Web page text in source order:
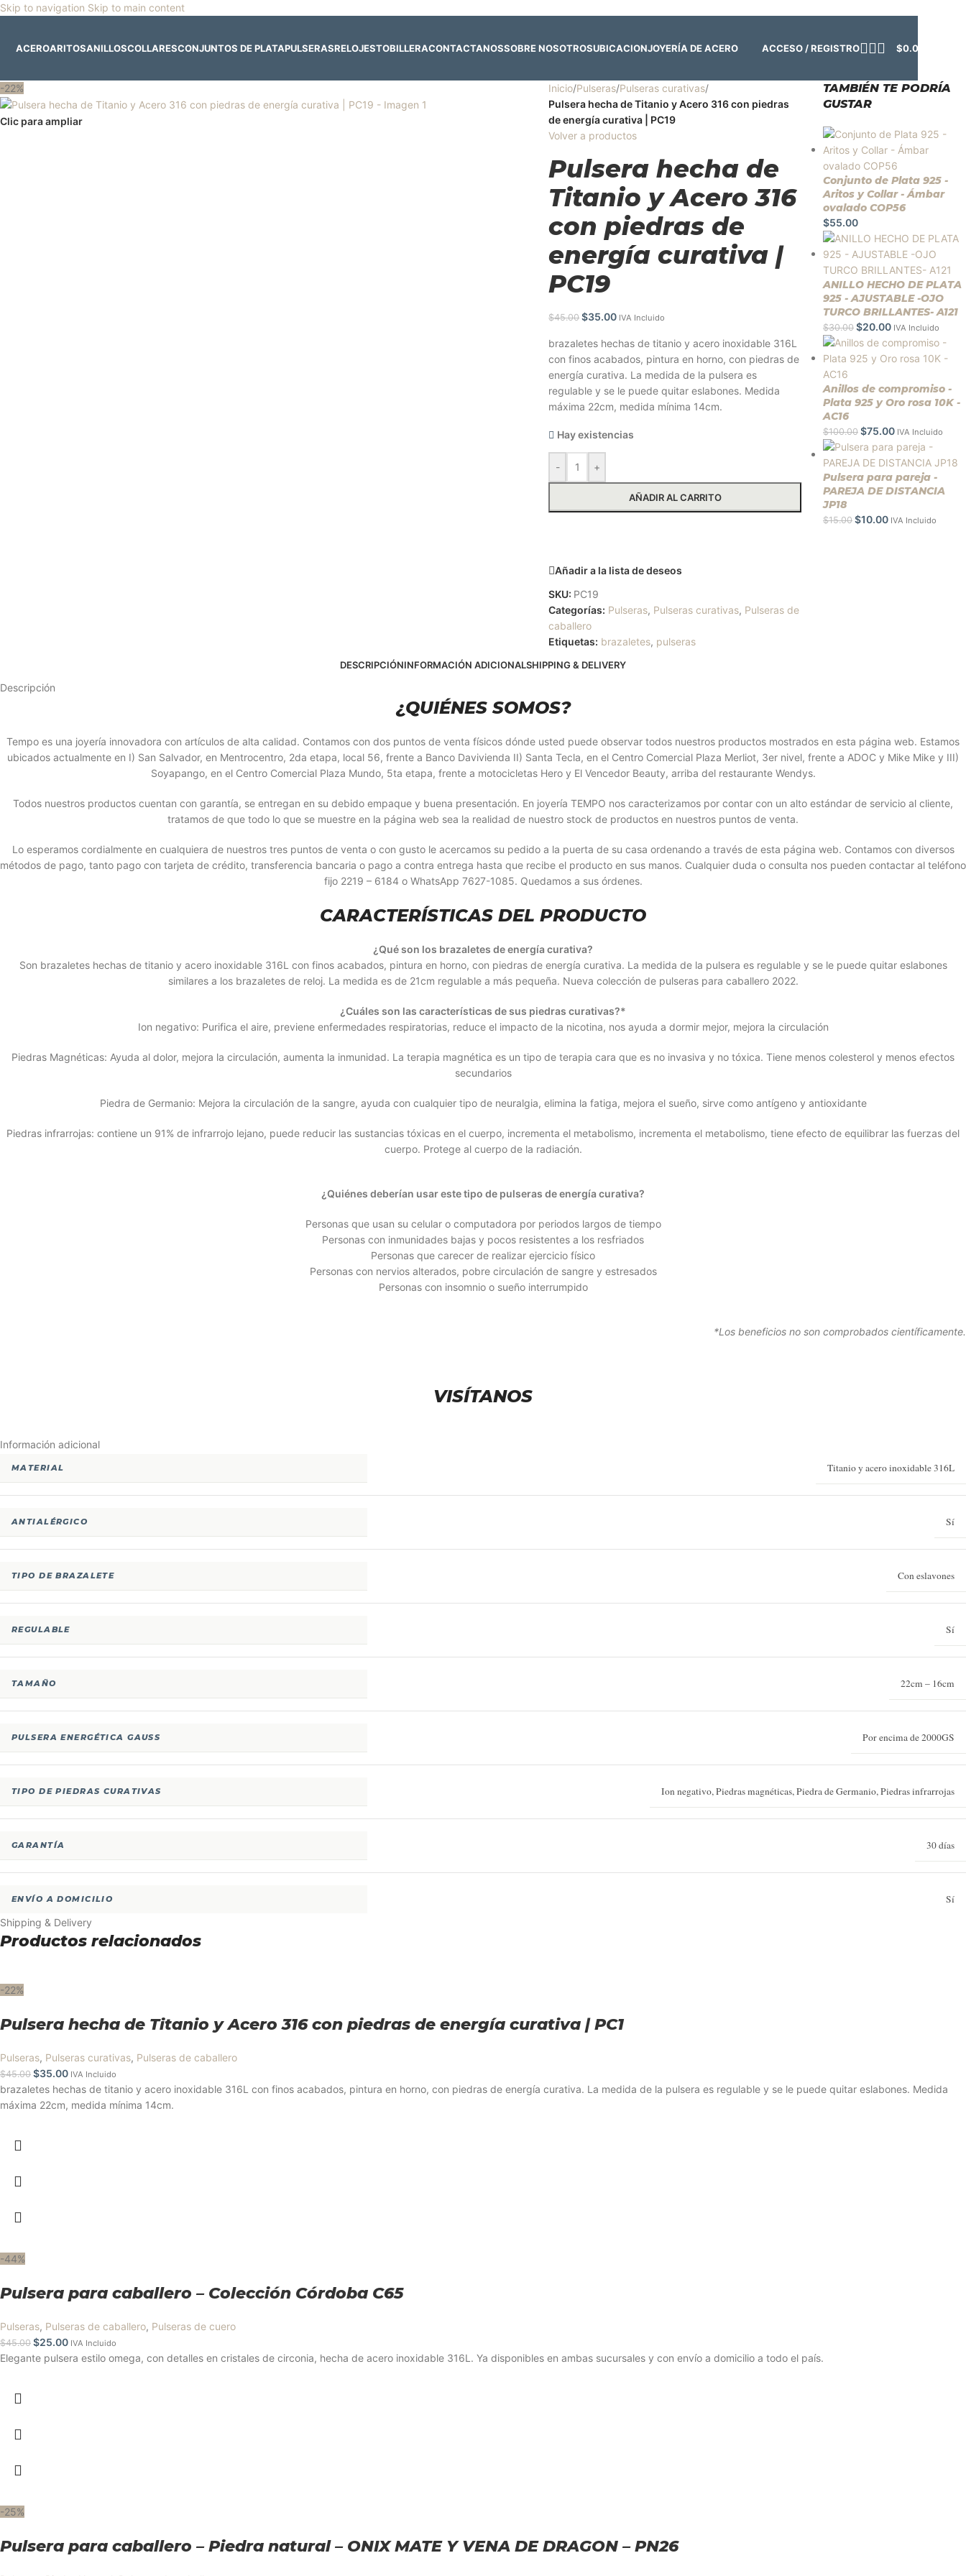
Skip to navigation Skip to main content
ACEROARITOSANILLOSCOLLARESCONJUNTOS DE PLATAPULSERASRELOJESTOBILLERACONTACTANOSSOBRE NOSOTROSUBICACIONJOYERÍA DE ACERO ACCESO / REGISTRO $0.00
-22%
Clic para ampliar
Inicio/Pulseras/Pulseras curativas/
Pulsera hecha de Titanio y Acero 316 con piedras
de energía curativa | PC19
Volver a productos
Pulsera hecha de
Titanio y Acero 316
con piedras de
energía curativa |
PC19
$45.00 $35.00 IVA Incluido
brazaletes hechas de titanio y acero inoxidable 316L
con finos acabados, pintura en horno, con piedras de
energía curativa. La medida de la pulsera es
regulable y se le puede quitar eslabones. Medida
máxima 22cm, medida mínima 14cm.
Hay existencias
- +
AÑADIR AL CARRITO
Añadir a la lista de deseos
SKU: PC19
Categorías: Pulseras, Pulseras curativas, Pulseras de
caballero
Etiquetas: brazaletes, pulseras
TAMBIÉN TE PODRÍA
GUSTAR
Conjunto de Plata 925 -
Aritos y Collar - Ámbar
ovalado COP56
$55.00
ANILLO HECHO DE PLATA
925 - AJUSTABLE -OJO
TURCO BRILLANTES- A121
$30.00 $20.00 IVA Incluido
Anillos de compromiso -
Plata 925 y Oro rosa 10K -
AC16
$100.00 $75.00 IVA Incluido
Pulsera para pareja -
PAREJA DE DISTANCIA
JP18
$15.00 $10.00 IVA Incluido
DESCRIPCIÓNINFORMACIÓN ADICIONALSHIPPING & DELIVERY
Descripción
¿QUIÉNES SOMOS?
Tempo es una joyería innovadora con artículos de alta calidad. Contamos con dos puntos de venta físicos dónde usted puede observar todos nuestros productos mostrados en esta página web. Estamos
ubicados actualmente en I) San Salvador, en Mentrocentro, 2da etapa, local 56, frente a Banco Davivienda II) Santa Tecla, en el Centro Comercial Plaza Merliot, 3er nivel, frente a ADOC y Mike Mike y III)
Soyapango, en el Centro Comercial Plaza Mundo, 5ta etapa, frente a motocicletas Hero y El Vencedor Beauty, arriba del restaurante Wendys.
Todos nuestros productos cuentan con garantía, se entregan en su debido empaque y buena presentación. En joyería TEMPO nos caracterizamos por contar con un alto estándar de servicio al cliente,
tratamos de que todo lo que se muestre en la página web sea la realidad de nuestro stock de productos en nuestros puntos de venta.
Lo esperamos cordialmente en cualquiera de nuestros tres puntos de venta o con gusto le acercamos su pedido a la puerta de su casa ordenando a través de esta página web. Contamos con diversos
métodos de pago, tanto pago con tarjeta de crédito, transferencia bancaria o pago a contra entrega hasta que recibe el producto en sus manos. Cualquier duda o consulta nos pueden contactar al teléfono
fijo 2219 – 6184 o WhatsApp 7627-1085. Quedamos a sus órdenes.
CARACTERÍSTICAS DEL PRODUCTO
¿Qué son los brazaletes de energía curativa?
Son brazaletes hechas de titanio y acero inoxidable 316L con finos acabados, pintura en horno, con piedras de energía curativa. La medida de la pulsera es regulable y se le puede quitar eslabones
similares a los brazaletes de reloj. La medida es de 21cm regulable a más pequeña. Nueva colección de pulseras para caballero 2022.
¿Cuáles son las características de sus piedras curativas?*
Ion negativo: Purifica el aire, previene enfermedades respiratorias, reduce el impacto de la nicotina, nos ayuda a dormir mejor, mejora la circulación
Piedras Magnéticas: Ayuda al dolor, mejora la circulación, aumenta la inmunidad. La terapia magnética es un tipo de terapia cara que es no invasiva y no tóxica. Tiene menos colesterol y menos efectos
secundarios
Piedra de Germanio: Mejora la circulación de la sangre, ayuda con cualquier tipo de neuralgia, elimina la fatiga, mejora el sueño, sirve como antígeno y antioxidante
Piedras infrarrojas: contiene un 91% de infrarrojo lejano, puede reducir las sustancias tóxicas en el cuerpo, incrementa el metabolismo, incrementa el metabolismo, tiene efecto de equilibrar las fuerzas del
cuerpo. Protege al cuerpo de la radiación.
¿Quiénes deberían usar este tipo de pulseras de energía curativa?
Personas que usan su celular o computadora por periodos largos de tiempo
Personas con inmunidades bajas y pocos resistentes a los resfriados
Personas que carecer de realizar ejercicio físico
Personas con nervios alterados, pobre circulación de sangre y estresados
Personas con insomnio o sueño interrumpido
*Los beneficios no son comprobados científicamente.
VISÍTANOS
Información adicional
MATERIAL Titanio y acero inoxidable 316L
ANTIALÉRGICO Sí
TIPO DE BRAZALETE Con eslavones
REGULABLE Sí
TAMAÑO 22cm – 16cm
PULSERA ENERGÉTICA GAUSS Por encima de 2000GS
TIPO DE PIEDRAS CURATIVAS Ion negativo, Piedras magnéticas, Piedra de Germanio, Piedras infrarrojas
GARANTÍA 30 días
ENVÍO A DOMICILIO Sí
Shipping & Delivery
Productos relacionados
-22%
Pulsera hecha de Titanio y Acero 316 con piedras de energía curativa | PC1
Pulseras, Pulseras curativas, Pulseras de caballero
$45.00 $35.00 IVA Incluido
brazaletes hechas de titanio y acero inoxidable 316L con finos acabados, pintura en horno, con piedras de energía curativa. La medida de la pulsera es regulable y se le puede quitar eslabones. Medida
máxima 22cm, medida mínima 14cm.
-44%
Pulsera para caballero – Colección Córdoba C65
Pulseras, Pulseras de caballero, Pulseras de cuero
$45.00 $25.00 IVA Incluido
Elegante pulsera estilo omega, con detalles en cristales de circonia, hecha de acero inoxidable 316L. Ya disponibles en ambas sucursales y con envío a domicilio a todo el país.
-25%
Pulsera para caballero – Piedra natural – ONIX MATE Y VENA DE DRAGON – PN26